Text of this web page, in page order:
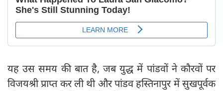
यह उस समय की बात है, जब युद्ध में पांडवों ने कौरवों पर
विजयश्री प्राप्त कर ली थी और पांडव हस्तिनापुर में सुखपूर्वक